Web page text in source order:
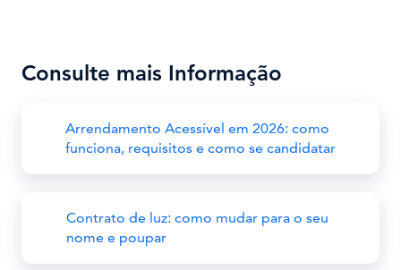
Consulte mais Informação
Arrendamento Acessível em 2026: como
funciona, requisitos e como se candidatar
Contrato de luz: como mudar para o seu
nome e poupar